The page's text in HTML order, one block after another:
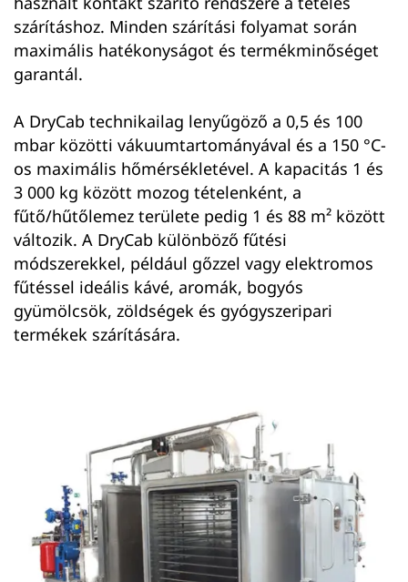
szárításhoz. Minden szárítási folyamat során
maximális hatékonyságot és termékminőséget
garantál.
A DryCab technikailag lenyűgöző a 0,5 és 100
mbar közötti vákuumtartományával és a 150 °C-
os maximális hőmérsékletével. A kapacitás 1 és
3 000 kg között mozog tételenként, a
fűtő/hűtőlemez területe pedig 1 és 88 m² között
változik. A DryCab különböző fűtési
módszerekkel, például gőzzel vagy elektromos
fűtéssel ideális kávé, aromák, bogyós
gyümölcsök, zöldségek és gyógyszeripari
termékek szárítására.